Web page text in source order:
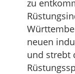
zu
neuen
und strebt